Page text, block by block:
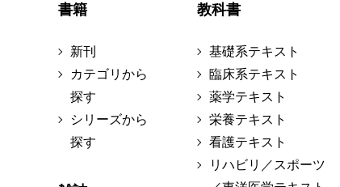
書籍
新刊
カテゴリから
探す
シリーズから
探す
教科書
基礎系テキスト
臨床系テキスト
薬学テキスト
栄養テキスト
看護テキスト
リハビリ／スポーツ